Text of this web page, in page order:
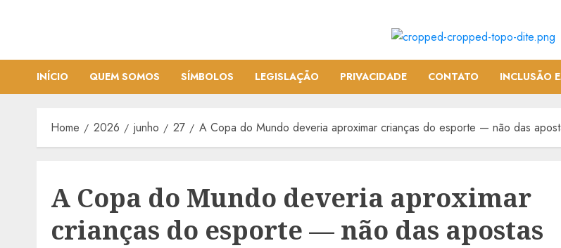
INÍCIO QUEM SOMOS SÍMBOLOS LEGISLAÇÃO PRIVACIDADE CONTATO INCLUSÃO
Home 2026 junho 27 A Copa do Mundo deveria aproximar crianças do esporte — não das
A Copa do Mundo deveria aproximar
crianças do esporte — não das apostas